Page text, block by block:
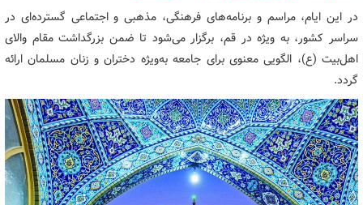
در این ایام، مراسم و برنامه‌های فرهنگی، مذهبی و اجتماعی گسترده‌ای در
سراسر کشور، به ویژه در قم، برگزار می‌شود تا ضمن بزرگداشت مقام والای
اهل‌بیت (ع)، الگویی معنوی برای جامعه به‌ویژه دختران و زنان مسلمان ارائه
گردد.